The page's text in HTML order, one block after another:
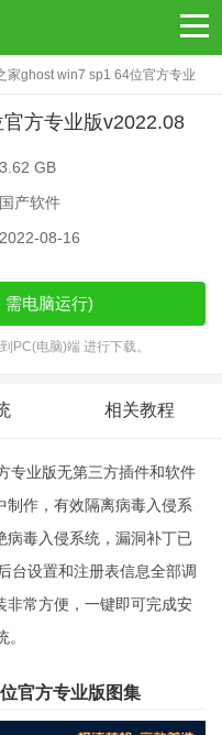
家ghost win7 sp1 64位官方专业
方专业版v2022.08
GB
产软件
08-16
需电脑运行)
PC(电脑)端 进行下载。
相关教程
专业版无第三方插件和软件
制作，有效隔离病毒入侵系
病毒入侵系统，漏洞补丁已
台设置和注册表信息全部调
非常方便，一键即可完成安
官方专业版图集